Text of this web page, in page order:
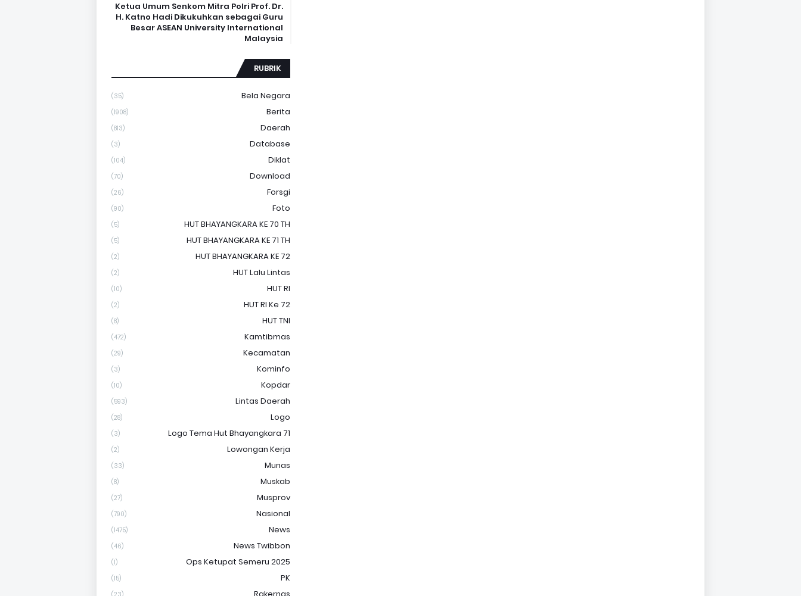
Ketua Umum Senkom Mitra Polri Prof. Dr.
H. Katno Hadi Dikukuhkan sebagai Guru
Besar ASEAN University International
Malaysia
RUBRIK
Bela Negara
(35)
Berita
(1908)
Daerah
(813)
Database
(3)
Diklat
(104)
Download
(70)
Forsgi
(26)
Foto
(90)
HUT BHAYANGKARA KE 70 TH
(5)
HUT BHAYANGKARA KE 71 TH
(5)
HUT BHAYANGKARA KE 72
(2)
HUT Lalu Lintas
(2)
HUT RI
(10)
HUT RI Ke 72
(2)
HUT TNI
(8)
Kamtibmas
(472)
Kecamatan
(29)
Kominfo
(3)
Kopdar
(10)
Lintas Daerah
(593)
Logo
(28)
Logo Tema Hut Bhayangkara 71
(3)
Lowongan Kerja
(2)
Munas
(33)
Muskab
(8)
Musprov
(27)
Nasional
(790)
News
(1475)
News Twibbon
(46)
Ops Ketupat Semeru 2025
(1)
PK
(15)